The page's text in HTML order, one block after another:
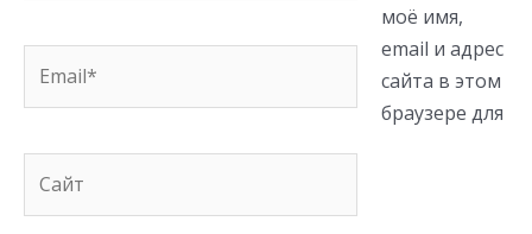
моё имя,
email и адрес
сайта в этом
браузере для